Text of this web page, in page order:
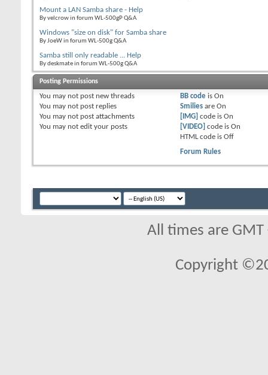
Mount a LAN Samba share - Help
By velcrow in forum WL-500gP Q&A
Windows "size on disk" for Samba share
By JoeW in forum WL-500g Q&A
Samba still only readable ... Help
By deskmate in forum WL-500g Q&A
Posting Permissions
You may not post new threads
You may not post replies
You may not post attachments
You may not edit your posts
BB codeis On
Smiliesare On
[IMG] code is On
[VIDEO] code is On
HTML code is Off
Forum Rules
All times are
Copyright